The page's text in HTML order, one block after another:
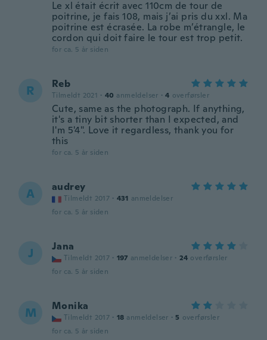
Le xl était écrit avec 110cm de tour de
poitrine, je fais 108, mais j’ai pris du xxl. Ma
poitrine est écrasée. La robe m’étrangle, le
cordon qui doit faire le tour est trop petit.
for ca. 5 år siden
R Reb
Tilmeldt 2021 · 40 anmeldelser · 4 overførsler
Cute, same as the photograph. If anything,
it's a tiny bit shorter than I expected, and
I'm 5'4". Love it regardless, thank you for
this
for ca. 5 år siden
A audrey
Tilmeldt 2017 · 431 anmeldelser
for ca. 5 år siden
J Jana
Tilmeldt 2017 · 197 anmeldelser · 24 overførsler
for ca. 5 år siden
M Monika
Tilmeldt 2017 · 18 anmeldelser · 5 overførsler
for ca. 5 år siden